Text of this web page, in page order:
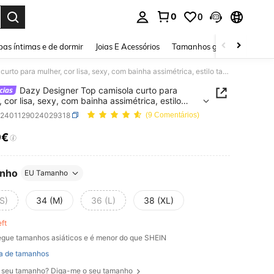
0 0
íntimas e de dormir Joias E Acessórios Tamanhos grandes
Dazy Designer Top camisola curto para mulher, cor lisa, sexy, com bainha assimétrica, estilo tank top
Dazy Designer Top camisola curto para
cor lisa, sexy, com bainha assimétrica, estilo
(9 Comentários)
AND AVAILABILITY
EU Tamanho
34 (M) 36 (L) 38 (XL)
tamanhos asiáticos e é menor do que SHEIN
de tamanhos
seu tamanho? Diga-me o seu tamanho